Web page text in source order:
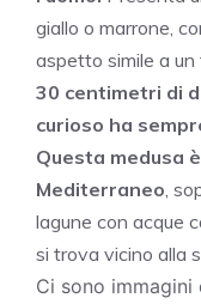
giallo o marrone,
aspetto simile a un
30 centimetri di
curioso ha
Questa medusa
Mediterraneo ,
lagune con acque
si trova vicino alla
Ci sono immagini